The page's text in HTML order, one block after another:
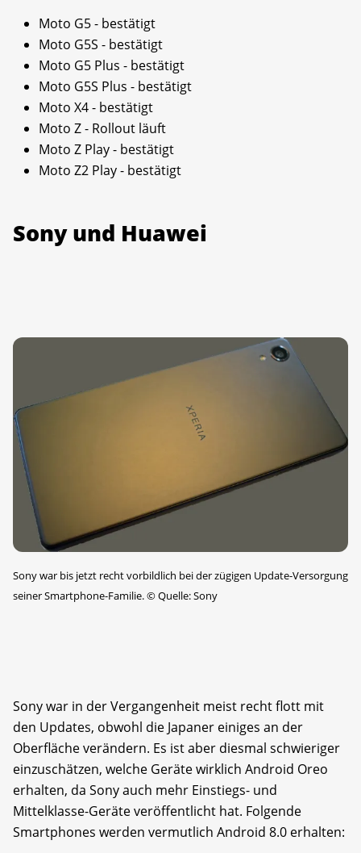
​Moto G5 - bestätigt
​Moto G5S - bestätigt
​Moto G5 Plus - bestätigt
​Moto G5S Plus - bestätigt
Moto X4 - bestätigt
Moto Z - Rollout läuft
​Moto Z Play - bestätigt
​Moto Z2 Play - bestätigt
Sony und Huawei
Sony war bis jetzt recht vorbildlich bei der zügigen Update-Versorgung
seiner Smartphone-Familie.©Quelle: Sony
Sony war in der Vergangenheit meist recht flott mit
den Updates, obwohl die Japaner einiges an der
Oberfläche verändern. Es ist aber diesmal schwieriger
einzuschätzen, welche Geräte wirklich Android Oreo
erhalten, da Sony auch mehr Einstiegs- und
Mittelklasse-Geräte veröffentlicht hat. Folgende
Smartphones werden vermutlich Android 8.0 erhalten: